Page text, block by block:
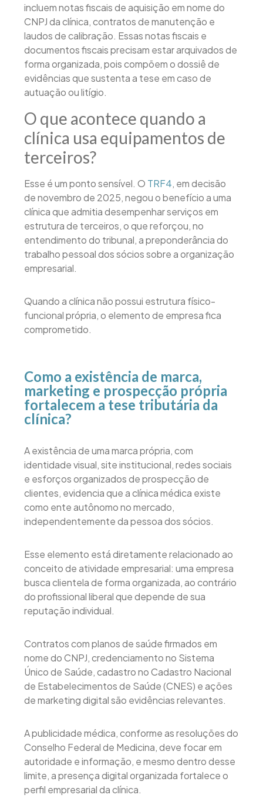
incluem notas fiscais de aquisição em nome do
CNPJ da clínica, contratos de manutenção e
laudos de calibração. Essas notas fiscais e
documentos fiscais precisam estar arquivados de
forma organizada, pois compõem o dossiê de
evidências que sustenta a tese em caso de
autuação ou litígio.
O que acontece quando a
clínica usa equipamentos de
terceiros?
Esse é um ponto sensível. O TRF4, em decisão
de novembro de 2025, negou o benefício a uma
clínica que admitia desempenhar serviços em
estrutura de terceiros, o que reforçou, no
entendimento do tribunal, a preponderância do
trabalho pessoal dos sócios sobre a organização
empresarial.
Quando a clínica não possui estrutura físico-
funcional própria, o elemento de empresa fica
comprometido.
Como a existência de marca,
marketing e prospecção própria
fortalecem a tese tributária da
clínica?
A existência de uma marca própria, com
identidade visual, site institucional, redes sociais
e esforços organizados de prospecção de
clientes, evidencia que a clínica médica existe
como ente autônomo no mercado,
independentemente da pessoa dos sócios.
Esse elemento está diretamente relacionado ao
conceito de atividade empresarial: uma empresa
busca clientela de forma organizada, ao contrário
do profissional liberal que depende de sua
reputação individual.
Contratos com planos de saúde firmados em
nome do CNPJ, credenciamento no Sistema
Único de Saúde, cadastro no Cadastro Nacional
de Estabelecimentos de Saúde (CNES) e ações
de marketing digital são evidências relevantes.
A publicidade médica, conforme as resoluções do
Conselho Federal de Medicina, deve focar em
autoridade e informação, e mesmo dentro desse
limite, a presença digital organizada fortalece o
perfil empresarial da clínica.